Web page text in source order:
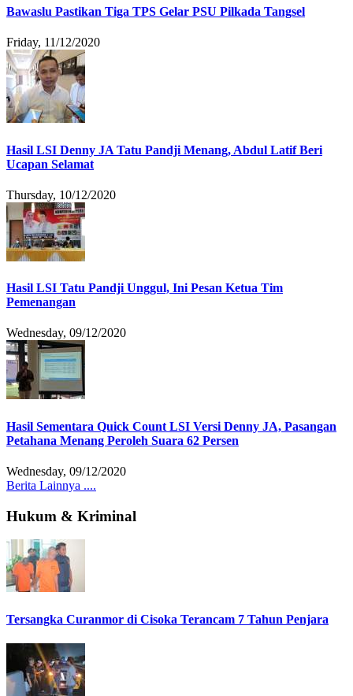
Bawaslu Pastikan Tiga TPS Gelar PSU Pilkada Tangsel
Friday, 11/12/2020
Hasil LSI Denny JA Tatu Pandji Menang, Abdul Latif Beri
Ucapan Selamat
Thursday, 10/12/2020
Hasil LSI Tatu Pandji Unggul, Ini Pesan Ketua Tim
Pemenangan
Wednesday, 09/12/2020
Hasil Sementara Quick Count LSI Versi Denny JA, Pasangan
Petahana Menang Peroleh Suara 62 Persen
Wednesday, 09/12/2020
Berita Lainnya ....
Hukum & Kriminal
Tersangka Curanmor di Cisoka Terancam 7 Tahun Penjara